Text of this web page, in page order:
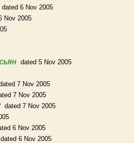
dated 6 Nov 2005
Nov 2005
dated 5 Nov 2005
7 Nov 2005
7 Nov 2005
dated 7 Nov 2005
6 Nov 2005
dated 6 Nov 2005